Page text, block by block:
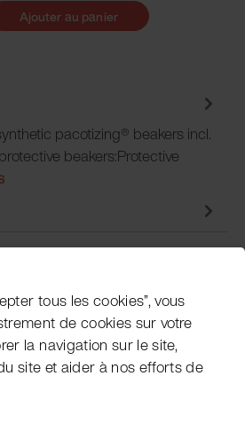
Ajouter au panier
pacotizing® beakers incl.
beakers:Protective
updated on news, event
tous les cookies”, vous
de cookies sur votre
la navigation sur le site,
site et aider à nos efforts de